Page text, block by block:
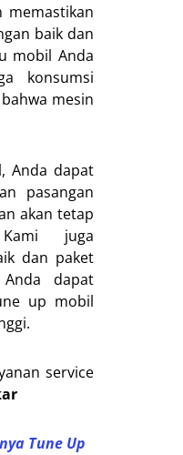
memastikan
baik dan
mobil Anda
konsumsi
mesin
Anda dapat
pasangan
akan tetap
juga
dan paket
dapat
up mobil
service
Tune Up